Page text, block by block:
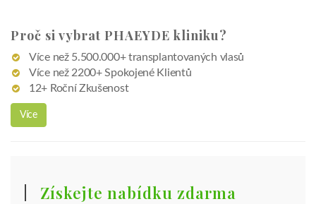
Proč si vybrat PHAEYDE kliniku?
Více než 5.500.000+ transplantovaných vlasů
Více než 2200+ Spokojené Klientů
12+ Roční Zkušenost
Více
Získejte nabídku zdarma